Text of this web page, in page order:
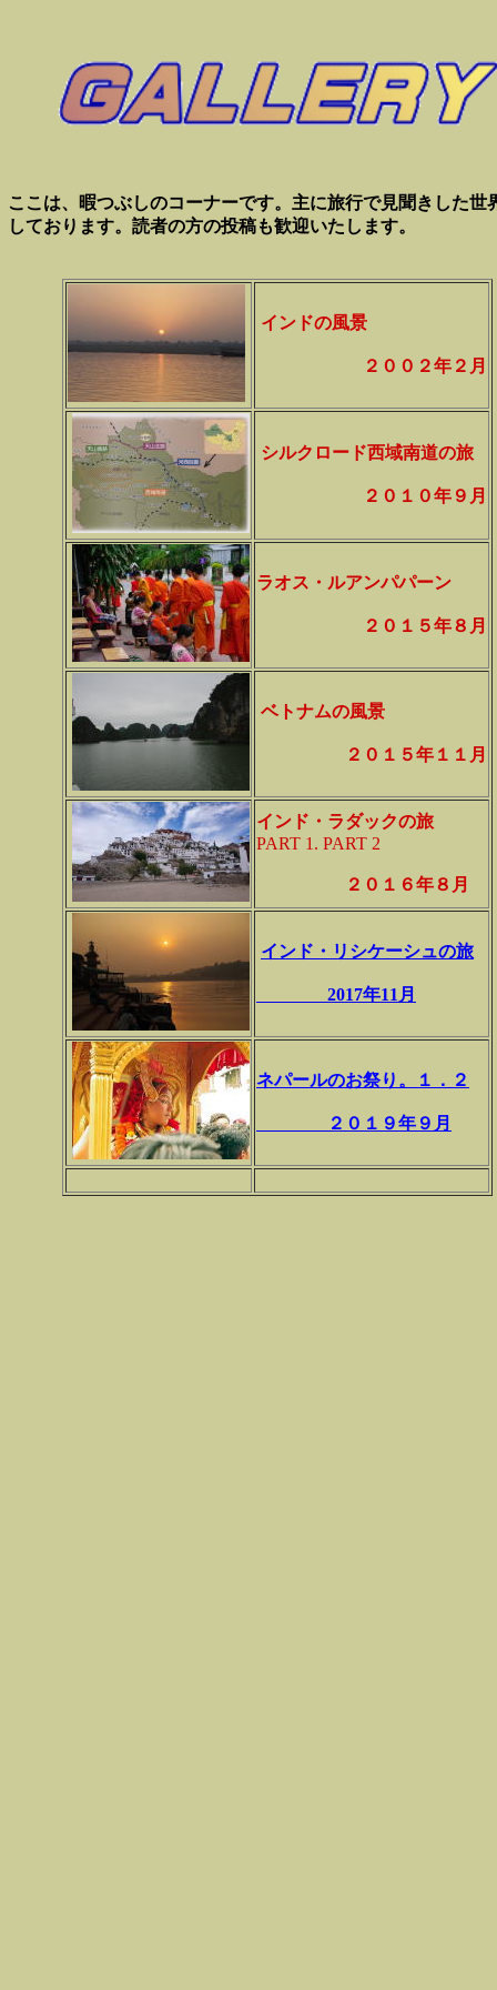
インドの風景
２００２年２月
シルクロード西域南道の旅
２０１０年９月
ラオス・ルアンパパーン
２０１５年８月
ベトナムの風景
２０１５年１１月
インド・ラダックの旅
PART 1. PART 2
２０１６年８月
インド・リシケーシュの旅
2017年11月
ネパールのお祭り。１．２
２０１９年９月
ここは、暇つぶしのコーナーです。主に旅行で見聞きした
しております。読者の方の投稿も歓迎いたします。